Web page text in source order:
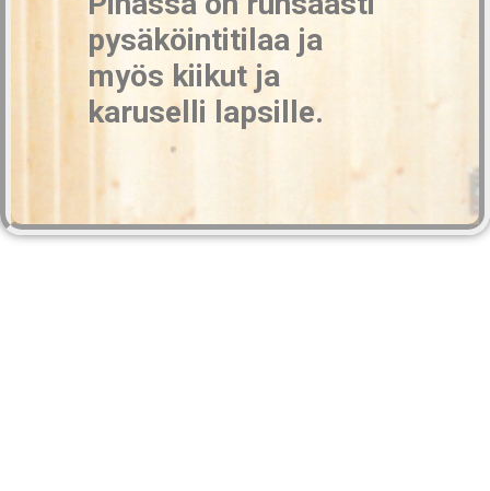
pysäköintitilaa ja
myös kiikut ja
karuselli lapsille.